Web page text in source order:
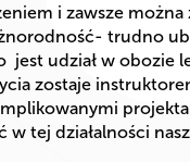
i zawsze
trudno
udział w obozie
zostaje
tej działalności